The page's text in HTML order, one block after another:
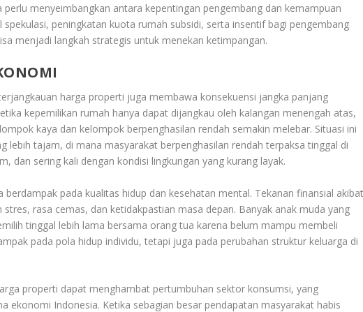
menyeimbangkan antara kepentingan pengembang dan kemampuan
peningkatan kuota rumah subsidi, serta insentif bagi pengembang
menjadi langkah strategis untuk menekan ketimpangan.
harga properti juga membawa konsekuensi jangka panjang
kepemilikan rumah hanya dapat dijangkau oleh kalangan menengah atas,
kaya dan kelompok berpenghasilan rendah semakin melebar. Situasi ini
lebih tajam, di mana masyarakat berpenghasilan rendah terpaksa tinggal di
dan sering kali dengan kondisi lingkungan yang kurang layak.
pada kualitas hidup dan kesehatan mental. Tekanan finansial
rasa cemas, dan ketidakpastian masa depan. Banyak anak muda yang
tinggal lebih lama bersama orang tua karena belum mampu membeli
pada pola hidup individu, tetapi juga pada perubahan struktur keluarga di
properti dapat menghambat pertumbuhan sektor konsumsi, yang
ekonomi Indonesia. Ketika sebagian besar pendapatan masyarakat habis